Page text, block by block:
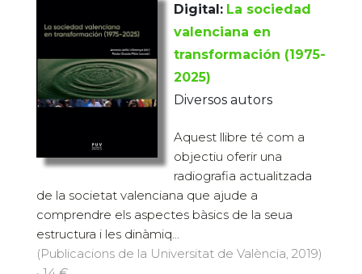
Digital: La sociedad
valenciana en
transformación (1975-
2025)
Diversos autors
Aquest llibre té com a
objectiu oferir una
radiografia actualitzada
de la societat valenciana que ajude a
comprendre els aspectes bàsics de la seua
estructura i les dinàmiq...
(Publicacions de la Universitat de València, 2019)